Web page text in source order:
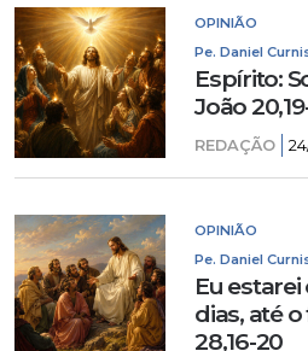
OPINIÃO
Pe. Daniel
Espírito:
João
REDAÇÃO
OPINIÃO
Pe. Daniel
Eu
dias, até
28,16-20